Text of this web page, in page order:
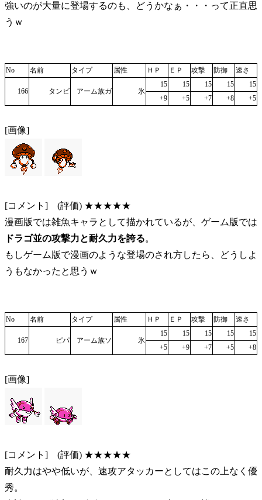
強いのが大量に登場するのも、どうかなぁ・・・って正直思
うｗ
No 名前 タイプ 属性 ＨＰ ＥＰ 攻撃 防御 速さ
166 タンビ アーム族ガ 氷
15 15 15 15
15
+9
+5 +7 +8 +5
[画像]
[コメント] (評価) ★★★★★
漫画版では雑魚キャラとして描かれているが、ゲーム版では
ドラゴ並の攻撃力と耐久力を誇る。
もしゲーム版で漫画のような登場のされ方したら、どうしよ
うもなかったと思うｗ
No 名前 タイプ 属性 ＨＰ ＥＰ 攻撃 防御 速さ
167 ピパ アーム族ソ 氷
15 15 15 15
15
+5
+9 +7 +5 +8
[画像]
[コメント] (評価) ★★★★★
耐久力はやや低いが、速攻アタッカーとしてはこの上なく優
秀。